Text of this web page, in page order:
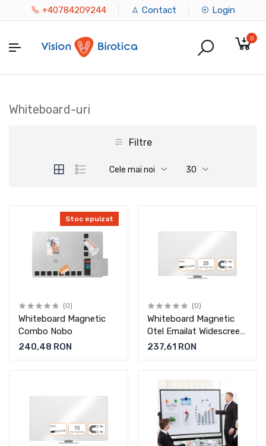
+40784209244 Contact Login
0
Whiteboard-uri
Filtre
Cele mai noi 30
Stoc epuizat
(0)
Whiteboard Magnetic
Combo Nobo
240,48 RON
(0)
Whiteboard Magnetic
Otel Emailat Widescreen
Prestige Nobo
237,61 RON